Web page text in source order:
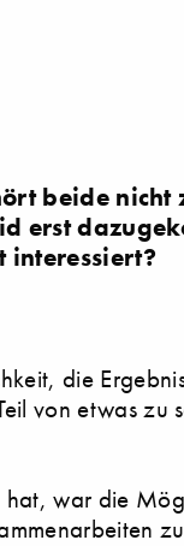
beide nicht
erst
interessiert?
die
von etwas zu
hat, war die